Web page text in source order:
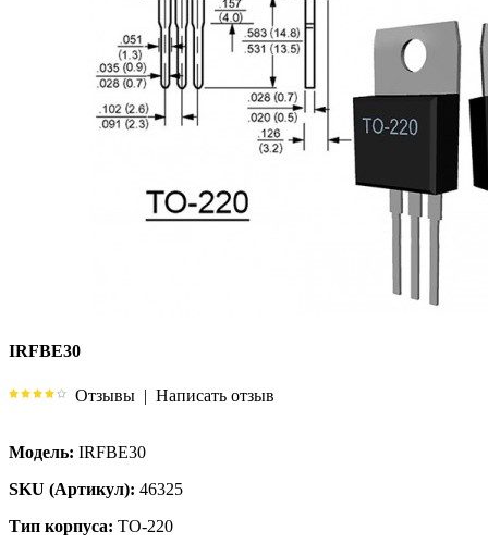
IRFBE30
Отзывы | Написать отзыв
Модель: IRFBE30
SKU (Артикул): 46325
Тип корпуса: TO-220